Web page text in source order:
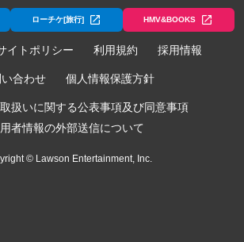
ローチケ[旅行] HMV&BOOKS
イトポリシー 利用規約 採用情報
合わせ 個人情報保護方針
扱いに関する公表事項及び同意事項
者情報の外部送信について
© Lawson Entertainment, Inc.